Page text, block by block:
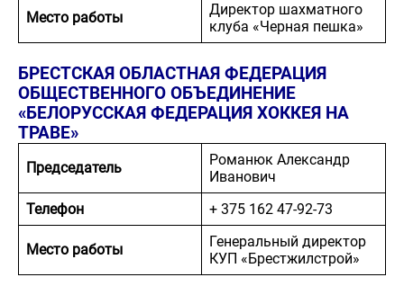
Место работы
Директор шахматного
клуба «Черная пешка»
БРЕСТСКАЯ ОБЛАСТНАЯ ФЕДЕРАЦИЯ
ОБЩЕСТВЕННОГО ОБЪЕДИНЕНИЕ
«БЕЛОРУССКАЯ ФЕДЕРАЦИЯ ХОККЕЯ НА
ТРАВЕ»
Председатель
Романюк Александр
Иванович
Телефон
+ 375 162 47-92-73
Место работы
Генеральный директор
КУП «Брестжилстрой»